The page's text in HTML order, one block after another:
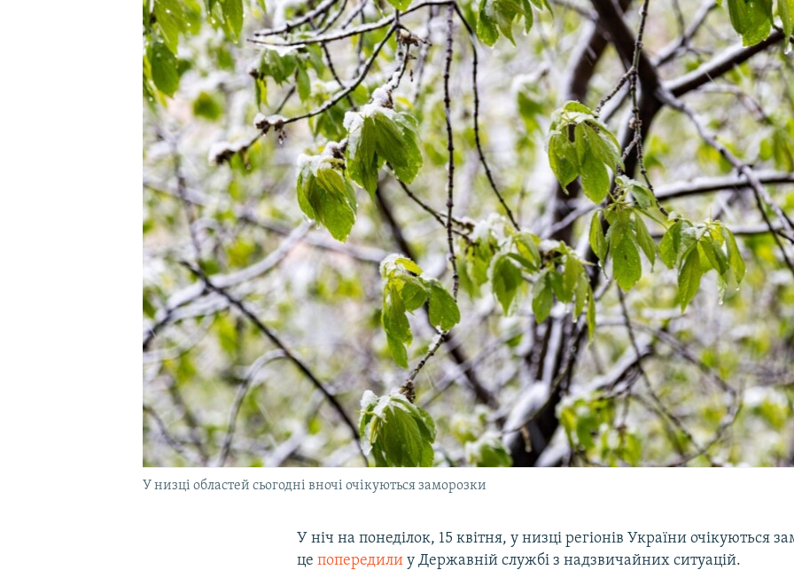
У низці областей сьогодні вночі очікуються заморозки
У ніч на понеділок, 15 квітня, у низці регіонів України очікуються
цепопередили у Державній службі з надзвичайних ситуацій.